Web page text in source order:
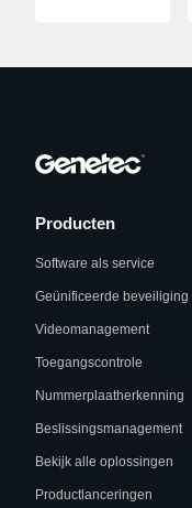
Producten
Software als service
Geünificeerde beveiliging
Videomanagement
Toegangscontrole
Nummerplaatherkenning
Beslissingsmanagement
Bekijk alle oplossingen
Productlanceringen